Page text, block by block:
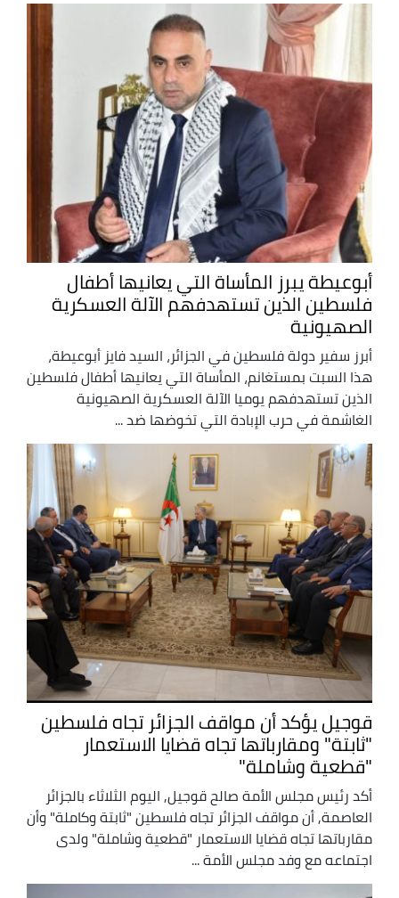
أبوعيطة يبرز المأساة التي يعانيها أطفال
فلسطين الذين تستهدفهم الآلة العسكرية
الصهيونية
أبرز سفير دولة فلسطين في الجزائر، السيد فايز أبوعيطة،
هذا السبت بمستغانم، المأساة التي يعانيها أطفال فلسطين
الذين تستهدفهم يوميا الآلة العسكرية الصهيونية
الغاشمة في حرب الإبادة التي تخوضها ضد ...
قوجيل يؤكد أن مواقف الجزائر تجاه فلسطين
"ثابتة" ومقارباتها تجاه قضايا الاستعمار
"قطعية وشاملة"
أكد رئيس مجلس الأمة صالح قوجيل, اليوم الثلاثاء بالجزائر
العاصمة, أن مواقف الجزائر تجاه فلسطين "ثابتة وكاملة" وأن
مقارباتها تجاه قضايا الاستعمار "قطعية وشاملة" ولدى
اجتماعه مع وفد مجلس الأمة ...